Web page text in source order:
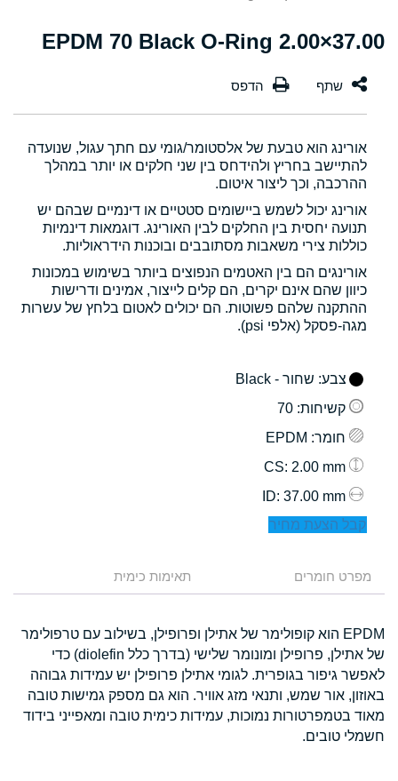
37.00×2.00 EPDM 70 Black O-Ring
אורינג הוא טבעת של אלסטומר/גומי עם חתך עגול, שנועדה
להתיישב בחריץ ולהידחס בין שני חלקים או יותר במהלך
ההרכבה, וכך ליצור איטום.
אורינג יכול לשמש ביישומים סטטיים או דינמיים שבהם יש
תנועה יחסית בין החלקים לבין האורינג. דוגמאות דינמיות
כוללות צירי משאבות מסתובבים ובוכנות הידראוליות.
אורינגים הם בין האטמים הנפוצים ביותר בשימוש במכונות
כיוון שהם אינם יקרים, הם קלים לייצור, אמינים ודרישות
ההתקנה שלהם פשוטות. הם יכולים לאטום בלחץ של עשרות
מגה-פסקל (אלפי psi).
צבע: שחור - Black
קשיחות: 70
חומר: EPDM
: 2.00 mm
: 37.00 mm
קבל הצעת מחיר
מפרט חומרים תאימות כימית
EPDM הוא קופולימר של אתילן ופרופילן, בשילוב עם טרפולימר
של אתילן, פרופילן ומונומר שלישי (בדרך כלל diolefin) כדי
לאפשר גיפור בגופרית. לגומי אתילן פרופילן יש עמידות גבוהה
באוזון, אור שמש, ותנאי מזג אוויר. הוא גם מספק גמישות טובה
מאוד בטמפרטורות נמוכות, עמידות כימית טובה ומאפייני בידוד
חשמלי טובים.